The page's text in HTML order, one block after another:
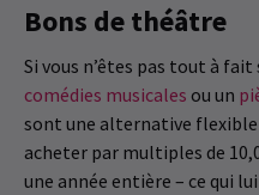
Bons de théâtre
Si vous n’êtes pas tout à
comédies musicales ou un
sont une alternative flexible
acheter par multiples de
une année entière – ce qui